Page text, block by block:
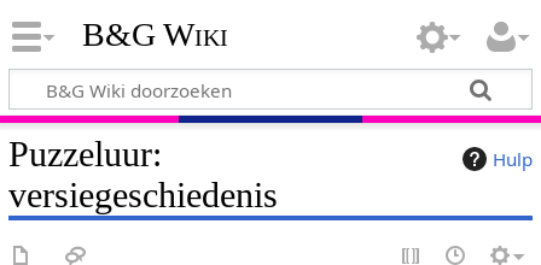
B&G Wiki
Hulp
Puzzeluur:
versiegeschiedenis